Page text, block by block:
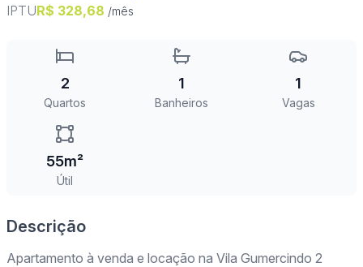
IPTUR$ 328,68 /mês
2
Quartos
1
Banheiros
1
Vagas
55m²
Útil
Descrição
Apartamento à venda e locação na Vila Gumercindo 2